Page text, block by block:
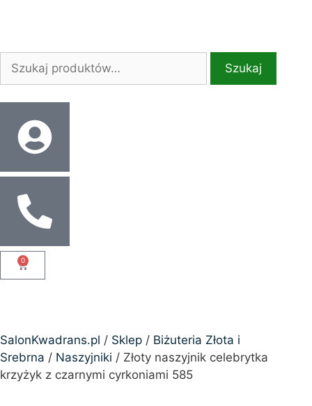
Szukaj
0
SalonKwadrans.pl / Sklep / Biżuteria Złota i
Srebrna / Naszyjniki / Złoty naszyjnik celebrytka
krzyżyk z czarnymi cyrkoniami 585